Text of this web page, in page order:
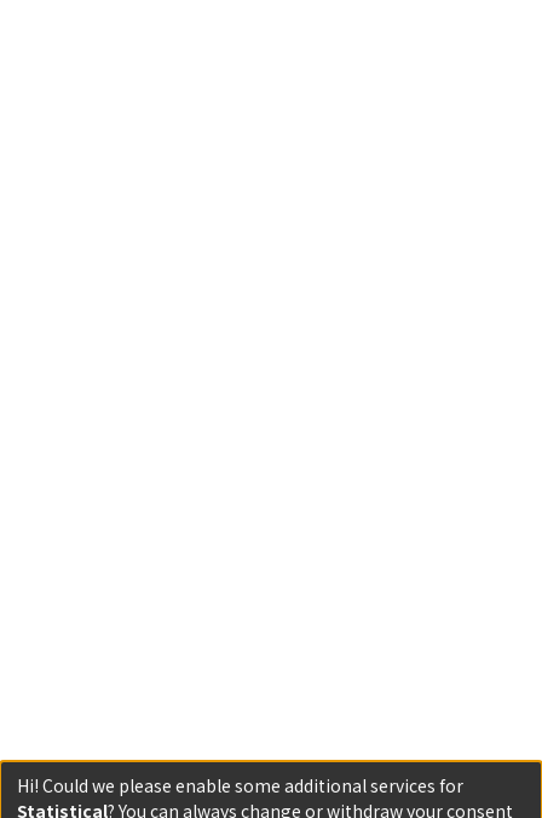
Hi! Could we please enable some additional services for
Statistical? You can always change or withdraw your consent